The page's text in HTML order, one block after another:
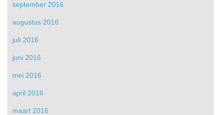
september 2016
augustus 2016
juli 2016
juni 2016
mei 2016
april 2016
maart 2016